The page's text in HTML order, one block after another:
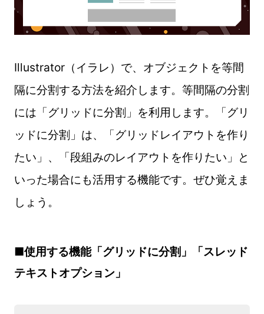
Illustrator（イラレ）で、オブジェクトを等間
隔に分割する方法を紹介します。等間隔の分割
には「グリッドに分割」を利用します。「グリ
ッドに分割」は、「グリッドレイアウトを作り
たい」、「段組みのレイアウトを作りたい」と
いった場合にも活用する機能です。ぜひ覚えま
しょう。
■使用する機能「グリッドに分割」「スレッド
テキストオプション」